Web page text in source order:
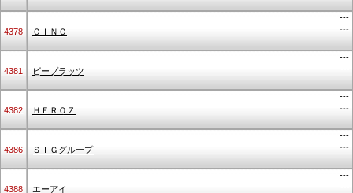
4378 ＣＩＮＣ
---
---
4381 ビープラッツ
---
---
4382 ＨＥＲＯＺ
---
---
4386 ＳＩＧグループ
---
---
4388 エーアイ
---
---